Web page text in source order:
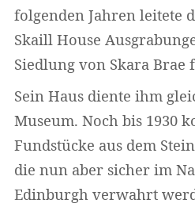
folgenden Jahren leitete
Skaill House
Siedlung von Skara Brae
Sein Haus diente ihm
Museum. Noch bis 1930
Fundstücke aus dem
die nun aber sicher im
Edinburgh verwahrt